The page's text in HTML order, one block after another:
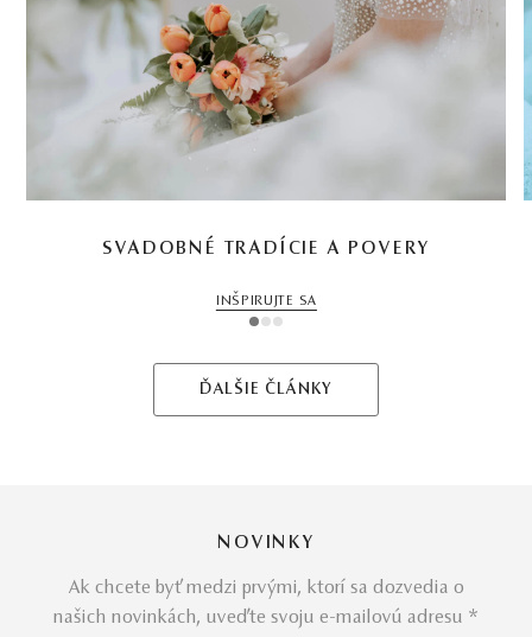
SVADOBNÉ TRADÍCIE A POVERY
INŠPIRUJTE SA
1 2 3
ĎALŠIE ČLÁNKY
NOVINKY
Ak chcete byť medzi prvými, ktorí sa dozvedia o
našich novinkách, uveďte svoju e-mailovú adresu *